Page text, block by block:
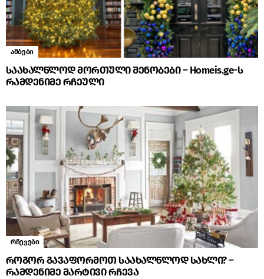
ამბები
საახალწლოდ მორთული შენობები – Homeis.ge-ს
რამდენიმე რჩეული
რჩევები
როგორ გავაფორმოთ საახალწლოდ სახლი? –
რამდენიმე მარტივი რჩევა